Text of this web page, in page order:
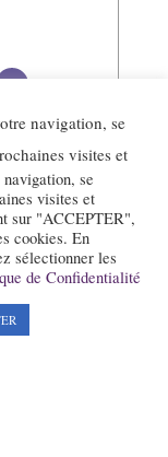
navigation, se
visites et
se
visites et
sur "ACCEPTER",
cookies. En
sélectionner les
de Confidentialité